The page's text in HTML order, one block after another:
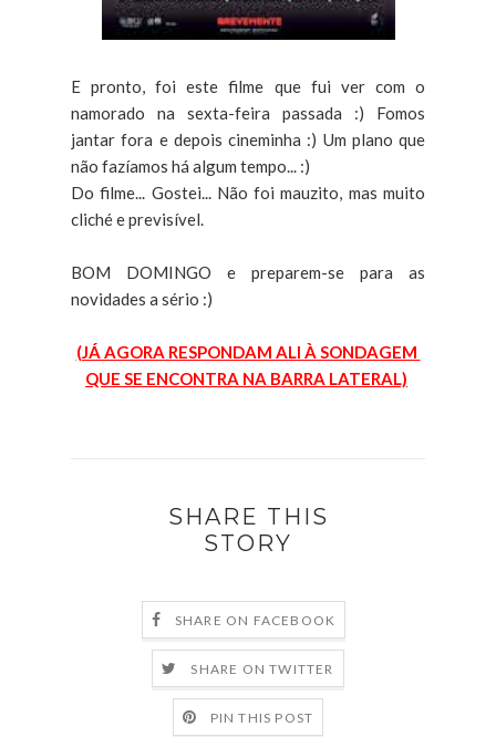
E pronto, foi este filme que fui ver com o
namorado na sexta-feira passada :) Fomos
jantar fora e depois cineminha :) Um plano que
não fazíamos há algum tempo... :)
Do filme... Gostei... Não foi mauzito, mas muito
cliché e previsível.
BOM DOMINGO e preparem-se para as
novidades a sério :)
(JÁ AGORA RESPONDAM ALI À SONDAGEM
QUE SE ENCONTRA NA BARRA LATERAL)
SHARE THIS
STORY
SHARE ON FACEBOOK
SHARE ON TWITTER
PIN THIS POST